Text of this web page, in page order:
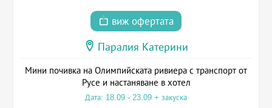
виж офертата
Паралия Катерини
Мини почивка на Олимпийската ривиера с транспорт от
Русе и настаняване в хотел
Дата: 18.09 - 23.09 + закуска